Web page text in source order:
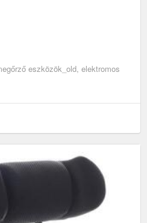
eszközök_old, elektromos